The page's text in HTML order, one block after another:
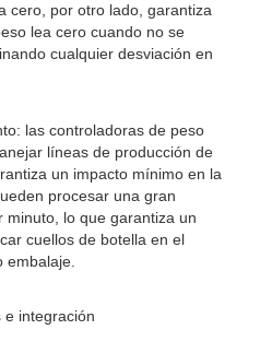
cero, por otro lado, garantiza
lea cero cuando no se
cualquier desviación en
las controladoras de peso
líneas de producción de
un impacto mínimo en la
procesar una gran
lo que garantiza un
cuellos de botella en el
embalaje.
e integración